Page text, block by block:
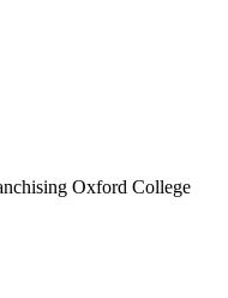
Oxford College